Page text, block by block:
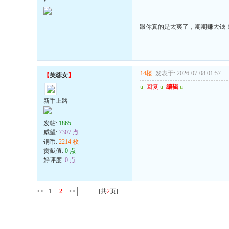
*
跟你真的是太爽了，期期赚大钱
【芙蓉女】
新手上路
发帖: 1865
威望: 7307 点
铜币: 2214 枚
贡献值: 0 点
好评度: 0 点
14楼 发表于: 2026-07-08 01:57 ---
u 回复 u 编辑 u
<< 1 2 >> [共2页]